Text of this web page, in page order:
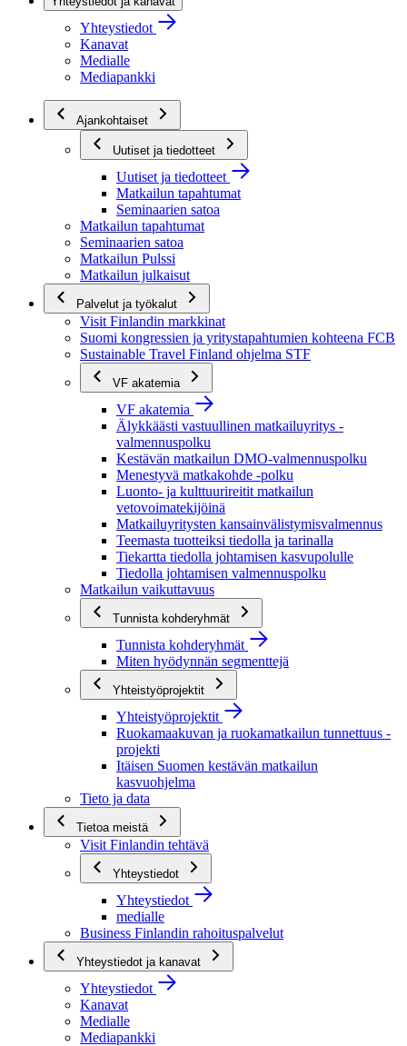
Yhteystiedot
Kanavat
Medialle
Mediapankki
Ajankohtaiset
Uutiset ja tiedotteet
Uutiset ja tiedotteet
Matkailun tapahtumat
Seminaarien satoa
Matkailun tapahtumat
Seminaarien satoa
Matkailun Pulssi
Matkailun julkaisut
Palvelut ja työkalut
Visit Finlandin markkinat
Suomi kongressien ja yritystapahtumien kohteena FCB
Sustainable Travel Finland ohjelma STF
VF akatemia
VF akatemia
Älykkäästi vastuullinen matkailuyritys -
valmennuspolku
Kestävän matkailun DMO-valmennuspolku
Menestyvä matkakohde -polku
Luonto- ja kulttuurireitit matkailun
vetovoimatekijöinä
Matkailuyritysten kansainvälistymisvalmennus
Teemasta tuotteiksi tiedolla ja tarinalla
Tiekartta tiedolla johtamisen kasvupolulle
Tiedolla johtamisen valmennuspolku
Matkailun vaikuttavuus
Tunnista kohderyhmät
Tunnista kohderyhmät
Miten hyödynnän segmenttejä
Yhteistyöprojektit
Yhteistyöprojektit
Ruokamaakuvan ja ruokamatkailun tunnettuus -
projekti
Itäisen Suomen kestävän matkailun
kasvuohjelma
Tieto ja data
Tietoa meistä
Visit Finlandin tehtävä
Yhteystiedot
Yhteystiedot
medialle
Business Finlandin rahoituspalvelut
Yhteystiedot ja kanavat
Yhteystiedot
Kanavat
Medialle
Mediapankki